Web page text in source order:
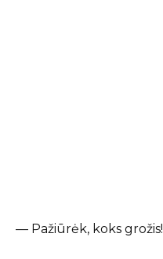
— Pažiūrėk, koks grožis!